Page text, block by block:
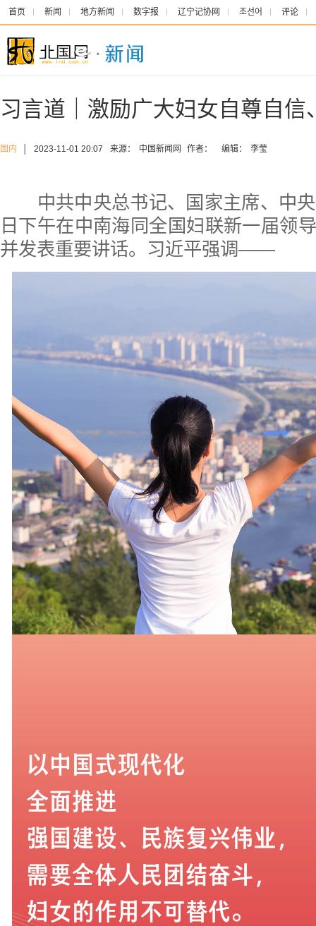
首页 新闻 地方新闻 数字报 辽宁记协网 조선어 评论
习言道｜激励广大妇女自尊自信
国内 2023-11-01 20:07 来源： 中国新闻网 作者： 编辑： 李莹
中共中央总书记、国家主席、中央
日下午在中南海同全国妇联新一届领
并发表重要讲话。习近平强调——